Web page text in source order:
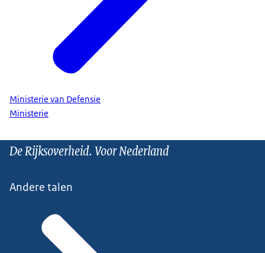
Ministerie van Defensie
Ministerie
De Rijksoverheid. Voor Nederland
Andere talen